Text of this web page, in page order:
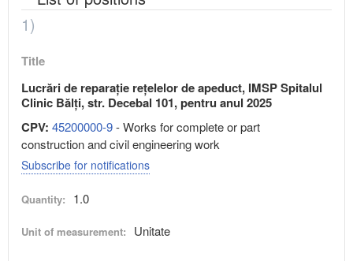
1)
Title
Lucrări de reparație rețelelor de apeduct, IMSP Spitalul
Clinic Bălți, str. Decebal 101, pentru anul 2025
CPV: 45200000-9- Works for complete or part
construction and civil engineering work
Subscribe for notifications
Quantity: 1.0
Unit of measurement: Unitate